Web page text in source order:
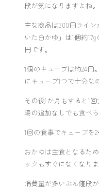
段が気になりますよね。
主な商品は300円ライ
いた白かゆ」は1個約
円です。
1個のキューブは約24円
にキューブ1つで十分な
その後1か月もすると1
湯の追加なしでも食べ
1回の食事でキューブを
おかゆは主食となるた
ックもすぐになくなりま
消費量が多いぶん値段